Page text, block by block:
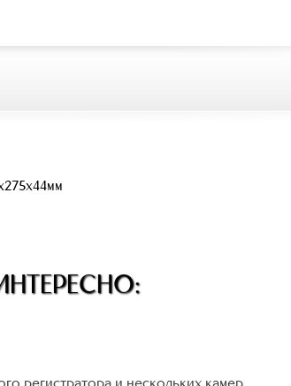
регистратора и нескольких камер